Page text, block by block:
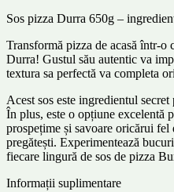
Sos pizza Durra 650g –
Transformă pizza de acasă într-o
Durra! Gustul său autentic va
textura sa perfectă va completa
Acest sos este ingredientul
În plus, este o opțiune excelentă
prospețime și savoare oricărui fel
pregătești. Experimentează
fiecare lingură de sos de pizza
Informații suplimentare